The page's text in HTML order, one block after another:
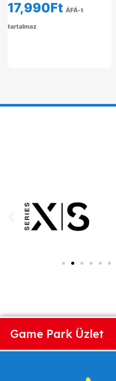
17,990Ft ÁFÁ-t
tartalmaz
Game Park Üzlet